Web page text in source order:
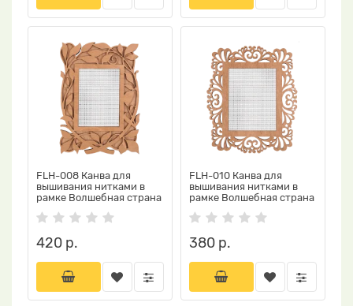
FLH-008 Канва для
вышивания нитками в
рамке Волшебная страна
420 р.
FLH-010 Канва для
вышивания нитками в
рамке Волшебная страна
380 р.